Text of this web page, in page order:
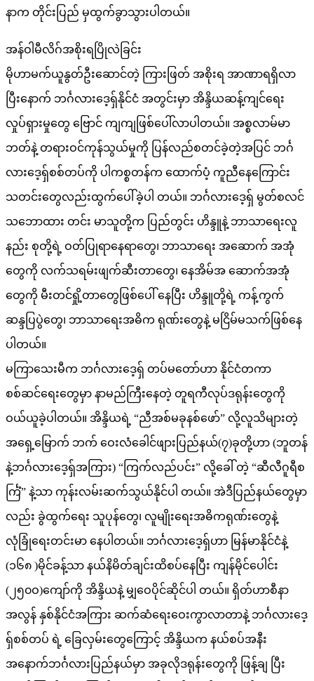
နာက တိုင်းပြည် မှထွက်ခွာသွားပါတယ်။
အန်ဝါမီလိဂ်အစိုးရပြိုလဲခြင်း
မိုဟာမက်ယူနွတ်ဦးဆောင်တဲ့ ကြားဖြတ် အစိုးရ အာဏာရရှိလာ
ပြီးနောက် ဘင်္ဂလားဒေ့ရှ်နိုင်ငံ အတွင်းမှာ အိန္ဒိယဆန့်ကျင်ရေး
လှုပ်ရှားမှုတွေ ဗြောင် ကျကျဖြစ်ပေါ်လာပါတယ်။ အစ္စလာမ်မာ
ဘတ်နဲ့ တရားဝင်ကုန်သွယ်မှုကို ပြန်လည်စတင်ခဲ့တဲ့အပြင် ဘင်္ဂ
လားဒေ့ရှ်စစ်တပ်ကို ပါကစ္စတန်က ထောက်ပံ့ ကူညီနေကြောင်း
သတင်းတွေလည်းထွက်ပေါ်ခဲ့ပါ တယ်။ ဘင်္ဂလားဒေ့ရှ် မွတ်စလင်
သဘောထား တင်း မာသူတို့က ပြည်တွင်း ဟိန္ဒူနဲ့ ဘာသာရေးလူ
နည်း စုတို့ရဲ့ ဝတ်ပြုရာနေရာတွေ၊ ဘာသာရေး အဆောက် အအုံ
တွေကို လက်သရမ်းဖျက်ဆီးတာတွေ၊ နေအိမ်အ ဆောက်အအုံ
တွေကို မီးတင်ရှို့တာတွေဖြစ်ပေါ် နေပြီး ဟိန္ဒူတို့ရဲ့ ကန့်ကွက်
ဆန္ဒပြပွဲတွေ၊ ဘာသာရေးအဓိက ရုဏ်းတွေနဲ့ မငြိမ်မသက်ဖြစ်နေ
ပါတယ်။
မကြာသေးမီက ဘင်္ဂလားဒေ့ရှ် တပ်မတော်ဟာ နိုင်ငံတကာ
စစ်ဆင်ရေးတွေမှာ နာမည်ကြီးနေတဲ့ တူရကီလုပ်ဒရုန်းတွေကို
ဝယ်ယူခဲ့ပါတယ်။ အိန္ဒိယရဲ့ “ညီအစ်မခုနစ်ဖော်” လို့လူသိများတဲ့
အရှေ့မြောက် ဘက် ဝေးလံခေါင်ဖျားပြည်နယ်(၇)ခုတို့ဟာ (ဘူတန်
နဲ့ဘင်္ဂလားဒေ့ရှ်အကြား) “ကြက်လည်ပင်း” လို့ခေါ် တဲ့ “ဆီလီဂူရီစ
င်္ကြံ” နဲ့သာ ကုန်းလမ်းဆက်သွယ်နိုင်ပါ တယ်။ အဲဒီပြည်နယ်တွေမှာ
လည်း ခွဲထွက်ရေး သူပုန်တွေ၊ လူမျိုးရေးအဓိကရုဏ်းတွေနဲ့
လုံခြုံရေးတင်းမာ နေပါတယ်။ ဘင်္ဂလားဒေ့ရှ်ဟာ မြန်မာနိုင်ငံနဲ့
(၁၆၈ )မိုင်ခန့်သာ နယ်နိမိတ်ချင်းထိစပ်နေပြီး ကျန်မိုင်ပေါင်း
(၂၅၀ဝ)ကျော်ကို အိန္ဒိယနဲ့ မျှဝေပိုင်ဆိုင်ပါ တယ်။ ရှိတ်ဟာစီနာ
အလွန် နှစ်နိုင်ငံအကြား ဆက်ဆံရေးဝေးကွာလာတာနဲ့ ဘင်္ဂလားဒေ့
ရှ်စစ်တပ် ရဲ့ ခြေလှမ်းတွေကြောင့် အိန္ဒိယက နယ်စပ်အနီး
အနောက်ဘင်္ဂလားပြည်နယ်မှာ အခုလိုဒရုန်းတွေကို ဖြန့်ချ ပြီး